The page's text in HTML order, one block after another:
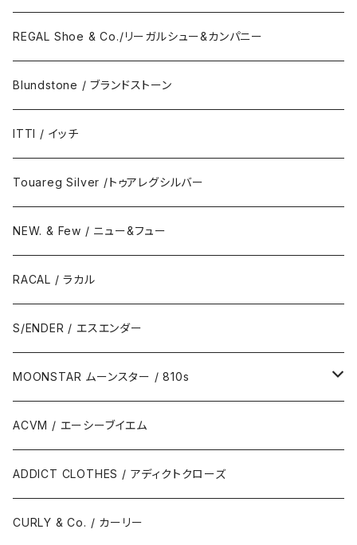
REGAL Shoe & Co./リーガルシュー&カンパニー
Blundstone / ブランドストーン
ITTI / イッチ
Touareg Silver /トゥアレグシルバー
NEW. & Few / ニュー&フュー
RACAL / ラカル
S/ENDER / エスエンダー
MOONSTAR ムーンスター / 810s
MOONSTAR / ムーンスター
810s / エイトテンス
ACVM / エーシーブイエム
ADDICT CLOTHES / アディクトクローズ
CURLY & Co. / カーリー